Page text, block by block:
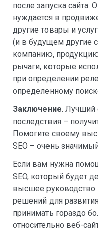
после запуска сайта.
нуждается в
другие товары и
(и в будущем другие
компанию,
рычаги, которые
при определении
определенному
Заключение. Лучший
последствия –
Помогите своему
SEO – очень
Если вам нужна
SEO, который будет
высшее руководство
решений для
принимать гораздо
относительно веб-